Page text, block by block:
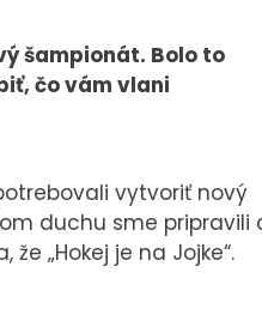
šampionát. Bolo to
čo vám vlani
vytvoriť nový
duchu sme pripravili
„Hokej je na Jojke“.